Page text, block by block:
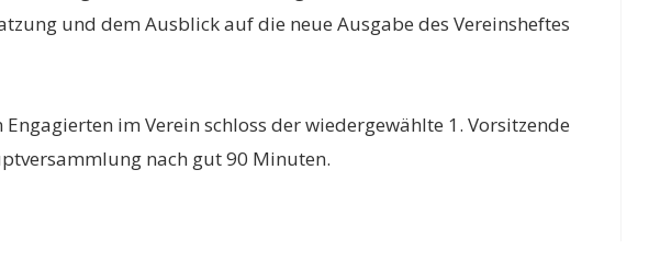
und dem Ausblick auf die neue Ausgabe des Vereinsheftes
im Verein schloss der wiedergewählte 1. Vorsitzende
nach gut 90 Minuten.